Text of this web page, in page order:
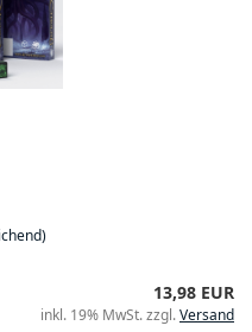
13,98 EUR
inkl. 19% MwSt. zzgl.Versand